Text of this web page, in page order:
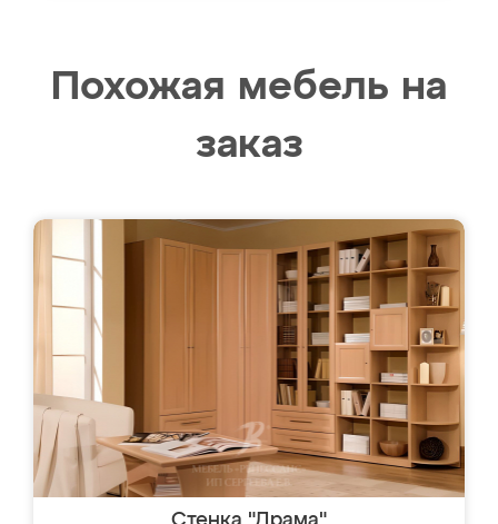
Похожая мебель на
заказ